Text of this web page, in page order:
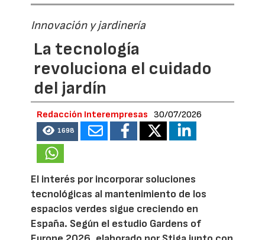
Innovación y jardinería
La tecnología
revoluciona el cuidado
del jardín
Redacción Interempresas 30/07/2026
1698
El interés por incorporar soluciones
tecnológicas al mantenimiento de los
espacios verdes sigue creciendo en
España. Según el estudio Gardens of